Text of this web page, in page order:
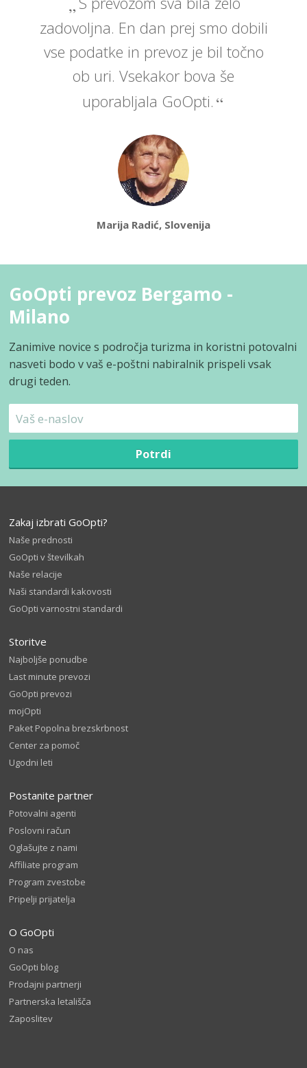
zadovoljna. En dan prej smo dobili
vse podatke in prevoz je bil točno
ob uri. Vsekakor bova še
uporabljala GoOpti.
Marija Radić, Slovenija
GoOpti prevoz Bergamo -
Milano
Zanimive novice s področja turizma in koristni potovalni
nasveti bodo v vaš e-poštni nabiralnik prispeli vsak
drugi teden.
Potrdi
Zakaj izbrati GoOpti?
Naše prednosti
GoOpti v številkah
Naše relacije
Naši standardi kakovosti
GoOpti varnostni standardi
Storitve
Najboljše ponudbe
Last minute prevozi
GoOpti prevozi
mojOpti
Paket Popolna brezskrbnost
Center za pomoč
Ugodni leti
Postanite partner
Potovalni agenti
Poslovni račun
Oglašujte z nami
Affiliate program
Program zvestobe
Pripelji prijatelja
O GoOpti
O nas
GoOpti blog
Prodajni partnerji
Partnerska letališča
Zaposlitev